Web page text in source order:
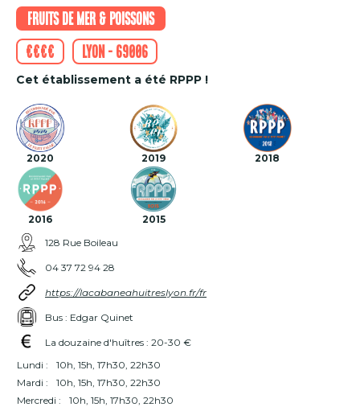
Fruits de mer & Poissons
€€€€
Lyon - 69006
Cet établissement a été RPPP !
2020 2019 2018
2016
2015
128 Rue Boileau
04 37 72 94 28
https://lacabaneahuitreslyon.fr/fr
Bus : Edgar Quinet
La douzaine d'huîtres : 20-30 €
Lundi :
10h, 15h, 17h30, 22h30
Mardi :
10h, 15h, 17h30, 22h30
Mercredi :
10h, 15h, 17h30, 22h30